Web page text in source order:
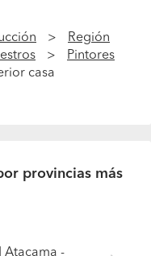
Región
Pintores
casa
provincias más
Atacama -